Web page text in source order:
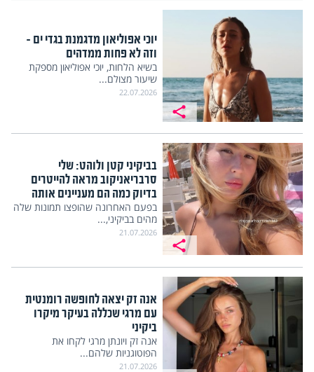
יוכי אפוליאון מדגמנת בגדי ים –
וזה לא פחות ממדהים
בשיא הלחות, יוכי אפוליאון מספקת
שיעור מצולם...
22.07.2026
בביקיני קטן ולוהט: שלי
סרבריאניקוב מראה להייטרים
בדיוק כמה הם מעניינים אותה
בפעם האחרונה שהופצו תמונות שלה
מהים בביקיני,...
21.07.2026
אנה זק יצאה לחופשה רומנטית
עם מרגי שכללה בעיקר מיקרו
ביקיני
אנה זק ויונתן מרגי לקחו את
הפוטוגניות שלהם...
21.07.2026